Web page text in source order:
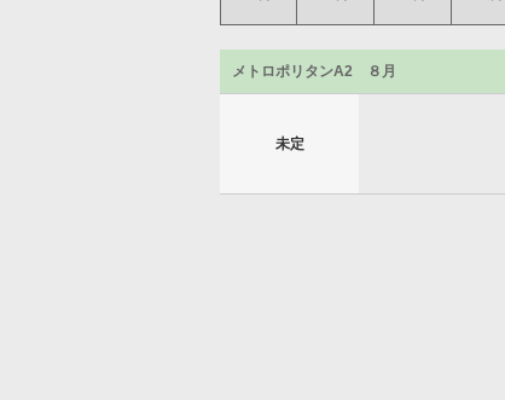
メトロポリタンA2 ８月
未定